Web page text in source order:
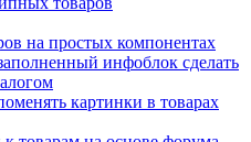
на простых компонентах
инфоблок сделать
картинки в товарах